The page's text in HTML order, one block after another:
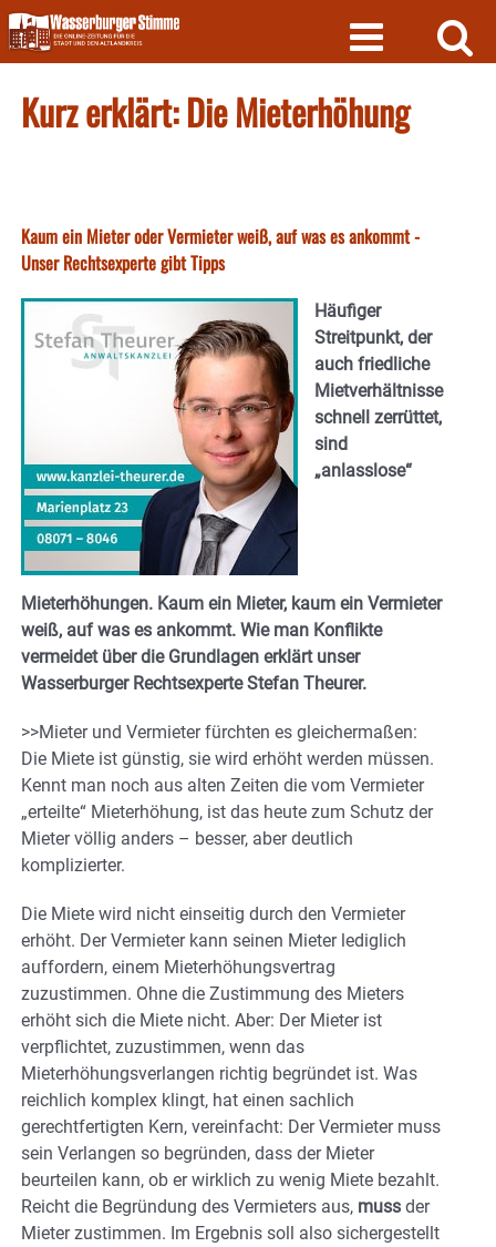
Skip
to
content
Kurz erklärt: Die Mieterhöhung
Kaum ein Mieter oder Vermieter weiß, auf was es ankommt -
Unser Rechtsexperte gibt Tipps
Häufiger
Streitpunkt, der
auch friedliche
Mietverhältnisse
schnell zerrüttet,
sind
„anlasslose“
Mieterhöhungen. Kaum ein Mieter, kaum ein Vermieter
weiß, auf was es ankommt. Wie man Konflikte
vermeidet über die Grundlagen erklärt unser
Wasserburger Rechtsexperte Stefan Theurer.
>>Mieter und Vermieter fürchten es gleichermaßen:
Die Miete ist günstig, sie wird erhöht werden müssen.
Kennt man noch aus alten Zeiten die vom Vermieter
„erteilte“ Mieterhöhung, ist das heute zum Schutz der
Mieter völlig anders – besser, aber deutlich
komplizierter.
Die Miete wird nicht einseitig durch den Vermieter
erhöht. Der Vermieter kann seinen Mieter lediglich
auffordern, einem Mieterhöhungsvertrag
zuzustimmen. Ohne die Zustimmung des Mieters
erhöht sich die Miete nicht. Aber: Der Mieter ist
verpflichtet, zuzustimmen, wenn das
Mieterhöhungsverlangen richtig begründet ist. Was
reichlich komplex klingt, hat einen sachlich
gerechtfertigten Kern, vereinfacht: Der Vermieter muss
sein Verlangen so begründen, dass der Mieter
beurteilen kann, ob er wirklich zu wenig Miete bezahlt.
Reicht die Begründung des Vermieters aus, muss der
Mieter zustimmen. Im Ergebnis soll also sichergestellt